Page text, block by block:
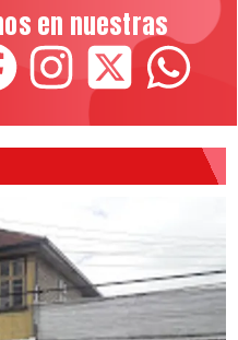
en nuestras